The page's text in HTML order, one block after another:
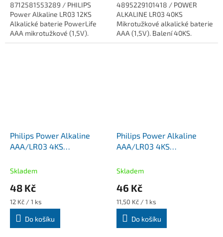
8712581553289 / PHILIPS
Power Alkaline LR03 12KS
Alkalické baterie PowerLife
AAA mikrotužkové (1,5V).
4895229101418 / POWER
ALKALINE LR03 40KS
Mikrotužkové alkalické baterie
AAA (1,5V). Balení 40KS.
Power Alkaline, alkalické
Philips Power Alkaline
AAA/LR03 4KS
alkalické baterie
Skladem
48 Kč
Měrná
cena:
12 Kč / 1 ks
Do košíku
Philips Power Alkaline
AAA/LR03 4KS
alkalické baterie
Skladem
46 Kč
Měrná
cena:
11,50 Kč / 1 ks
Do košíku